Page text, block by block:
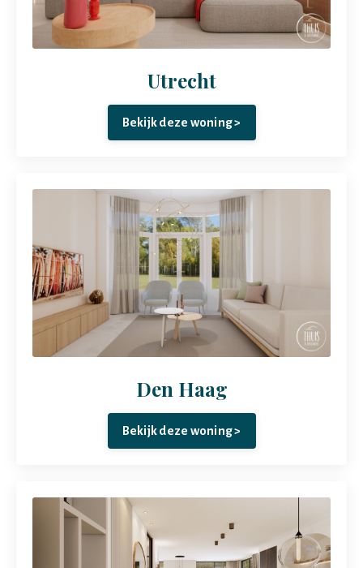
Utrecht
Bekijk deze woning >
Den Haag
Bekijk deze woning >